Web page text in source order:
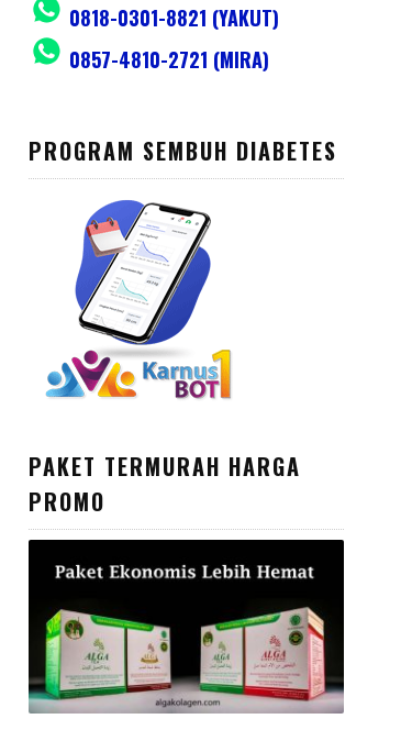
0818-0301-8821 (YAKUT)
0857-4810-2721 (MIRA)
PROGRAM SEMBUH DIABETES
PAKET TERMURAH HARGA
PROMO